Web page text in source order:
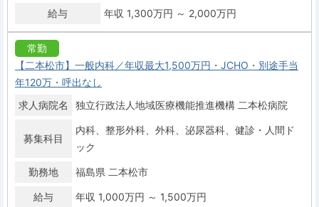
給与 年収 1,300万円 ～ 2,000万円
常勤
【二本松市】一般内科／年収最大1,500万円・JCHO・別途手当
年120万・呼出なし
求人病院名
独立行政法人地域医療機能推進機構 二本松病院
募集科目
内科 整形外科 外科 泌尿器科
健診・人間ド
ック
勤務地 福島県 二本松市
給与 年収 1,000万円 ～ 1,500万円